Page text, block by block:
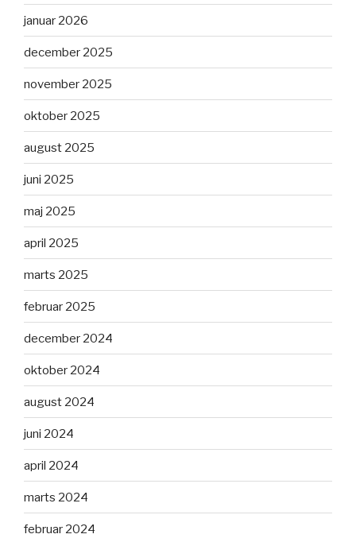
januar 2026
december 2025
november 2025
oktober 2025
august 2025
juni 2025
maj 2025
april 2025
marts 2025
februar 2025
december 2024
oktober 2024
august 2024
juni 2024
april 2024
marts 2024
februar 2024